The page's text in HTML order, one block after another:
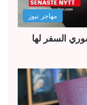
مهاجر نيوز
السفر لها